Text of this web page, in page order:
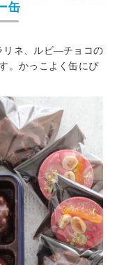
缶
リネ、ルビ―チョコの
。かっこよく缶にぴ